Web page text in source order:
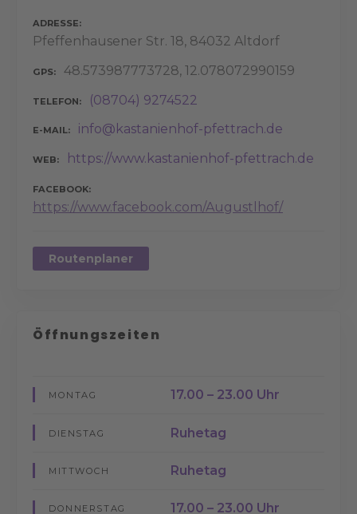
ADRESSE
Pfeffenhausener Str. 18, 84032 Altdorf
GPS 48.573987773728, 12.078072990159
TELEFON (08704) 9274522
E-MAIL info@kastanienhof-pfettrach.de
WEB https://www.kastanienhof-pfettrach.de
FACEBOOK
https://www.facebook.com/Augustlhof/
Routenplaner
Öffnungszeiten
MONTAG 17.00 – 23.00 Uhr
DIENSTAG Ruhetag
MITTWOCH Ruhetag
DONNERSTAG 17.00 – 23.00 Uhr